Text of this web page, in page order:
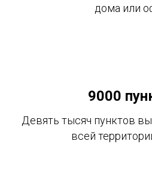
дома или
9000
Девять тысяч пунктов
всей